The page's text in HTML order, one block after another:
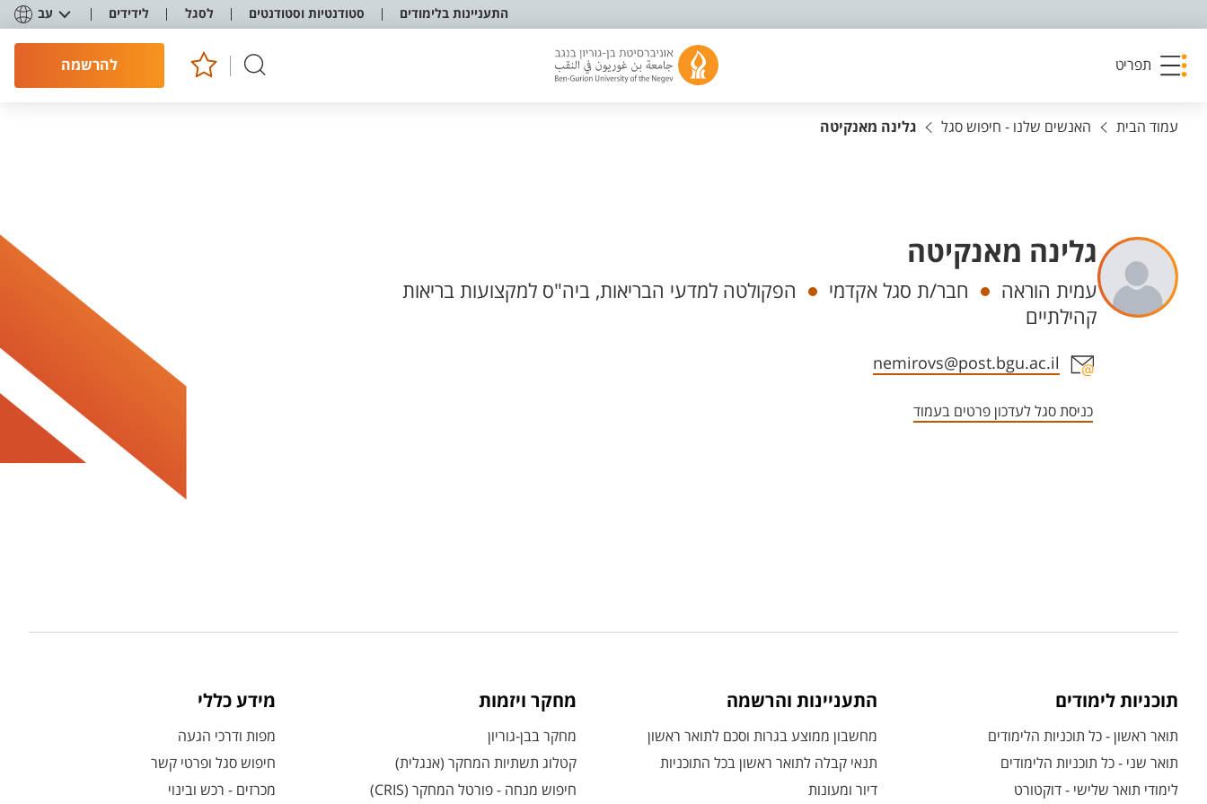
התעניינות בלימודים סטודנטיות וסטודנטים לסגל לידידים עב
תפריט להרשמה
עמוד הבית האנשים שלנו - חיפוש סגל גלינה מאנקיטה
גלינה מאנקיטה
יחידות
עמית הוראה חבר/ת סגל אקדמי
הפקולטה למדעי הבריאות, ביה"ס למקצועות בריאות
קהילתיים
אזור צור קשר עם איש הסגל
nemirovs@post.bgu.ac.il
כניסת סגל לעדכון פרטים בעמוד
תוכניות לימודים
תואר ראשון - כל תוכניות הלימודים
תואר שני - כל תוכניות הלימודים
לימודי תואר שלישי - דוקטורט
התעניינות והרשמה
מחשבון ממוצע בגרות וסכם לתואר ראשון
תנאי קבלה לתואר ראשון בכל התוכניות
דיור ומעונות
מחקר ויזמות
מחקר בבן-גוריון
קטלוג תשתיות המחקר (אנגלית)
חיפוש מנחה - פורטל המחקר (CRIS)
מידע כללי
מפות ודרכי הגעה
חיפוש סגל ופרטי קשר
מכרזים - רכש ובינוי